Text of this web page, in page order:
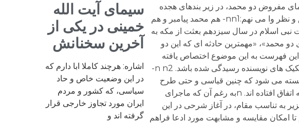
سیمای آیت الله
خمینی در یکی از
آخرین سخنانش
اشاره: هرچند کاملا ابا دارم که
در این وضعیت خاص و حاد
سیاسی، که کشور و مردم
ایران مورد تجاوز خارجی قرار
گرفته اند و